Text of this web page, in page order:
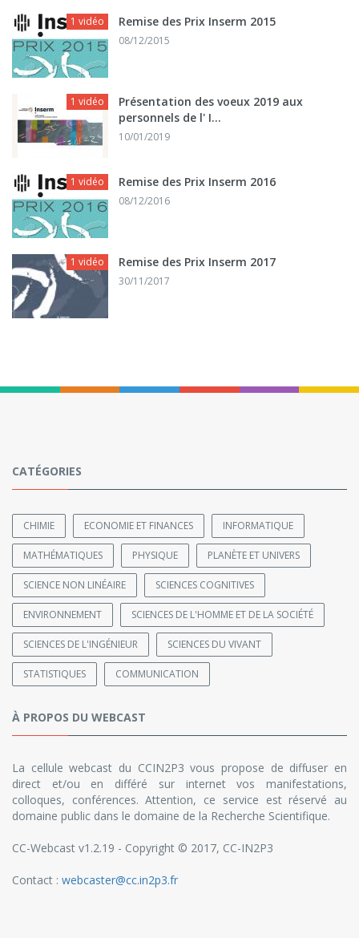
1 vidéo Remise des Prix Inserm 2015
08/12/2015
1 vidéo
Présentation des voeux 2019 aux
personnels de l' I...
10/01/2019
1 vidéo Remise des Prix Inserm 2016
08/12/2016
1 vidéo Remise des Prix Inserm 2017
30/11/2017
CATÉGORIES
CHIMIE ECONOMIE ET FINANCES INFORMATIQUE
MATHÉMATIQUES PHYSIQUE PLANÈTE ET UNIVERS
SCIENCE NON LINÉAIRE SCIENCES COGNITIVES
ENVIRONNEMENT SCIENCES DE L'HOMME ET DE LA SOCIÉTÉ
SCIENCES DE L'INGÉNIEUR SCIENCES DU VIVANT
STATISTIQUES COMMUNICATION
À PROPOS DU WEBCAST
La cellule webcast du CCIN2P3 vous propose de diffuser en
direct et/ou en différé sur internet vos manifestations,
colloques, conférences. Attention, ce service est réservé au
domaine public dans le domaine de la Recherche Scientifique.
CC-Webcast v1.2.19 - Copyright © 2017, CC-IN2P3
Contact : webcaster@cc.in2p3.fr